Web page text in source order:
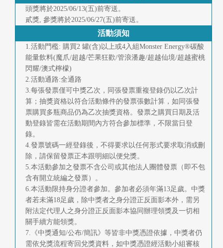
頭獎將於2025/06/13(五)前寄送。
貳獎, 參獎將於2025/06/27(五)前寄送。
活動須知
1.活動門檻: 購買2 罐(含)以上或4入組Monster Energy®碳酸
能量飲料(魔爪/超越/芒果狂歡/管浪潘趣/超越仙境/超越蜜桃
閃耀/澳式檸檬)
2.活動通路:全通路
3.每張發票僅可中獎乙次，同張發票重複登錄仍以乙次計
算；抽獎資格以符合活動條件的發票張數計算，如同張發
票購買多瓶商品仍為乙次抽獎資格。發票之購買日期及活
動登錄皆需在活動期間內方符合參加標準，不限當日登
錄。
4.發票號碼一經登錄後，不得要求以任何形式要求取消或刪
除，請保留發票正本跟明細以便兌獎。
5.本活動參加之發票不含公司或其他法人團體發票（即不包
含有開立統編之發票）。
6.本活動限持身分證者參加。參加者必須年滿13足歲。中獎
者若未滿18足歲，除中獎者之身分證正反面影本外，需另
附法定代理人之身分證正反面影本協同辦理領獎及一切相
關手續方能領獎。
7.《中獎通知/公布/簡訊》等皆非中獎憑證依據，中獎者仍
需依兌獎流程寄回兌獎資料，如中獎憑證經活動小組審核